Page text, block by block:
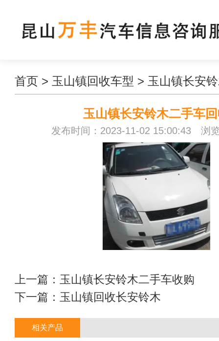
首页 > 玉山镇回收车型 > 玉山镇长安
玉山镇长安铃木二手车
发布时间：2023-11-02 15:00:43 浏
上一篇： 玉山镇长安铃木二手车收购
下一篇： 玉山镇回收长安铃木
相关产品